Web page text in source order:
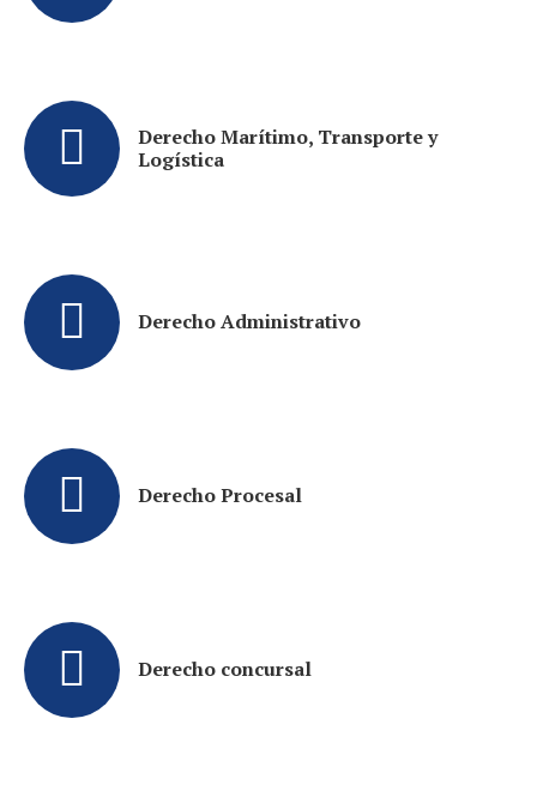
Derecho Marítimo, Transporte y
Logística
Derecho Administrativo
Derecho Procesal
Derecho concursal